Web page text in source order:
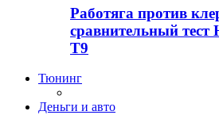
Работяга против
сравнительный
T9
Тюнинг
Деньги и авто